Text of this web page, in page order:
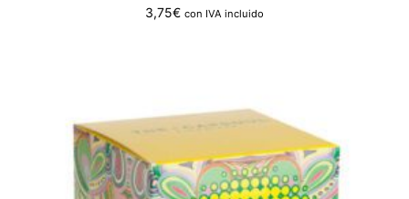
3,75€ con IVA incluido